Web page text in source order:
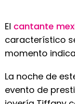
El cantante
característico
momento
La noche de
evento de